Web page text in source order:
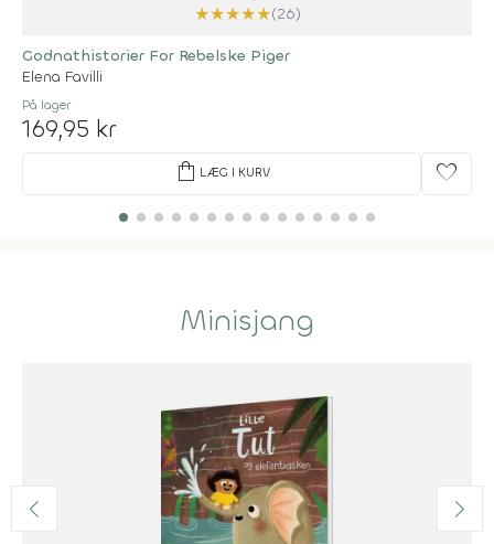
★★★★★(26)
Godnathistorier For Rebelske Piger
Elena Favilli
På lager
169,95 kr
shopping_bag LÆG I KURV favorite
Minisjang